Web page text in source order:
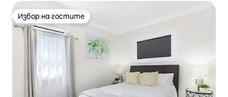
Избор на гостите
Избор на гостите